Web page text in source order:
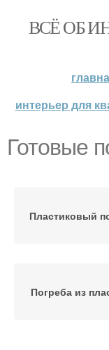
ВСЁ ОБ
интерьер для
Готовые
Пластиковый
Погреба из